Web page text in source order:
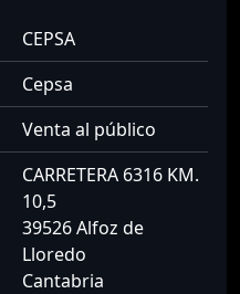
CEPSA
Cepsa
Venta al público
CARRETERA 6316 KM.
10,5
39526 Alfoz de
Lloredo
Cantabria